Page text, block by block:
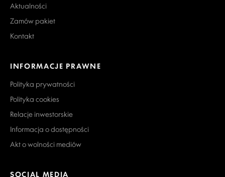
Aktualności
Zamów pakiet
Kontakt
INFORMACJE PRAWNE
Polityka prywatności
Polityka cookies
Relacje inwestorskie
Informacja o dostępności
Akt o wolności mediów
SOCIAL MEDIA